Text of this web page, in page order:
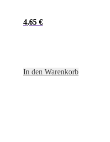
4,65 €
In den Warenkorb